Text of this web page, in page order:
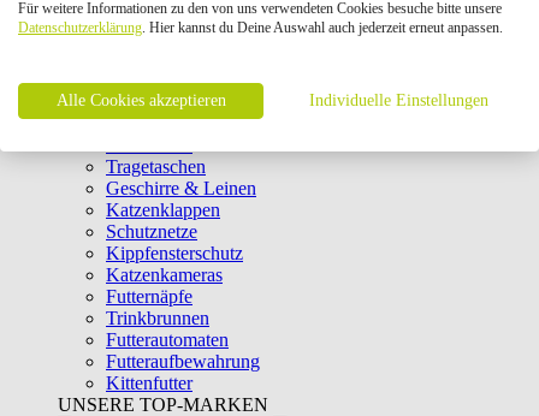
Intelligenzspielzeug
Laserpointer & Elektrospielzeug
Clicker & Target Sticks für Katzen
Weiteres Katzenspielzeug
Transportboxen
Tragetaschen
Geschirre & Leinen
Katzenklappen
Schutznetze
Kippfensterschutz
Katzenkameras
Futternäpfe
Trinkbrunnen
Futterautomaten
Futteraufbewahrung
Kittenfutter
UNSERE TOP-MARKEN
Für weitere Informationen zu den von uns verwendeten Cookies besuche bitte unsere
Datenschutzerklärung. Hier kannst du Deine Auswahl auch jederzeit erneut anpassen.
Alle Cookies akzeptieren Individuelle Einstellungen